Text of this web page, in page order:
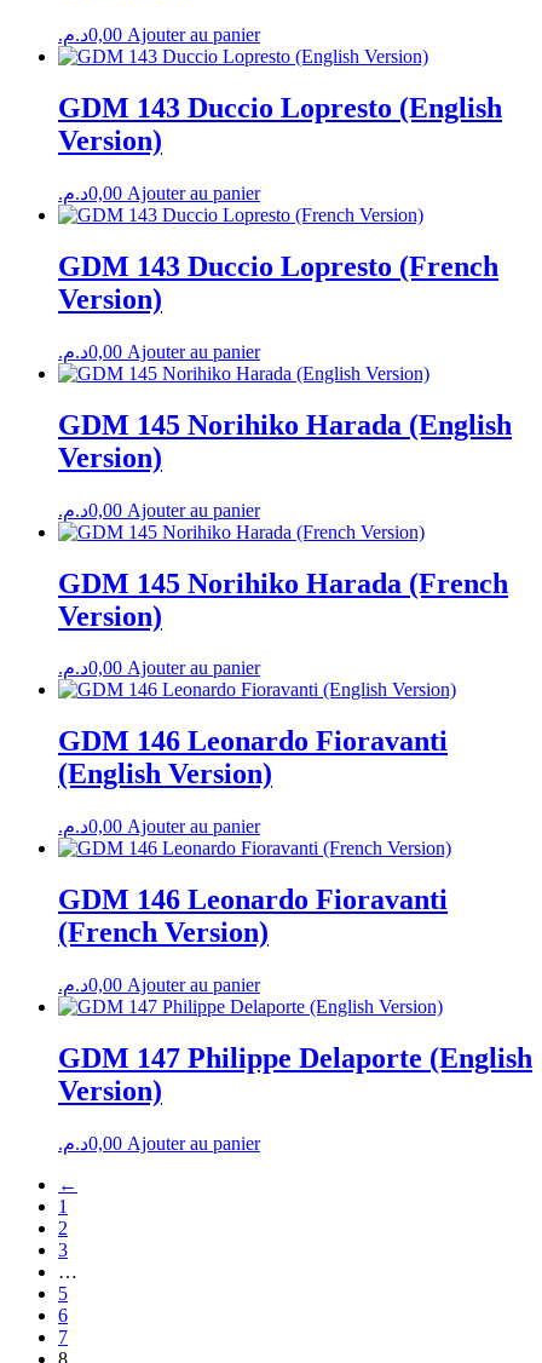
0,00د.م. Ajouter au panier
GDM 143 Duccio Lopresto (English
Version)
0,00د.م. Ajouter au panier
GDM 143 Duccio Lopresto (French
Version)
0,00د.م. Ajouter au panier
GDM 145 Norihiko Harada (English
Version)
0,00د.م. Ajouter au panier
GDM 145 Norihiko Harada (French
Version)
0,00د.م. Ajouter au panier
GDM 146 Leonardo Fioravanti
(English Version)
0,00د.م. Ajouter au panier
GDM 146 Leonardo Fioravanti
(French Version)
0,00د.م. Ajouter au panier
GDM 147 Philippe Delaporte (English
Version)
0,00د.م.
Ajouter au panier
←
1
2
3
…
5
6
7
8